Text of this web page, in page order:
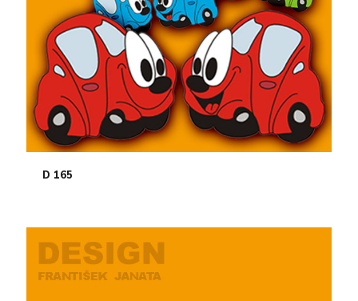
D 165